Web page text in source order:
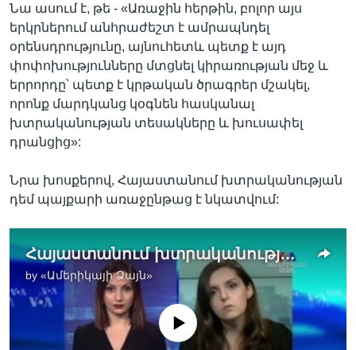
Նա ասում է, թե - «Առաջին հերթին, բոլոր այս
երկրներում անհրաժեշտ է ամրապնդել
օրենսդրությունը, այնուհետև պետք է այդ
փոփոխությունները մտցնել կիրառության մեջ և
երրորդը՝ պետք է կրթական ծրագրեր մշակել,
որոնք մարդկանց կօգնեն հասկանալ
խտրականության տեսակները և խուսափել
դրանցից»:
Նրա խոսքերով, Հայաստանում խտրականության
դեմ պայքարի առաջընթաց է նկատվում:
Հայաստանում խտրականության դեմ պայքարի առաջընթաց է նկատվում
by «Ամերիկայի Ձայն»
No media source currently available